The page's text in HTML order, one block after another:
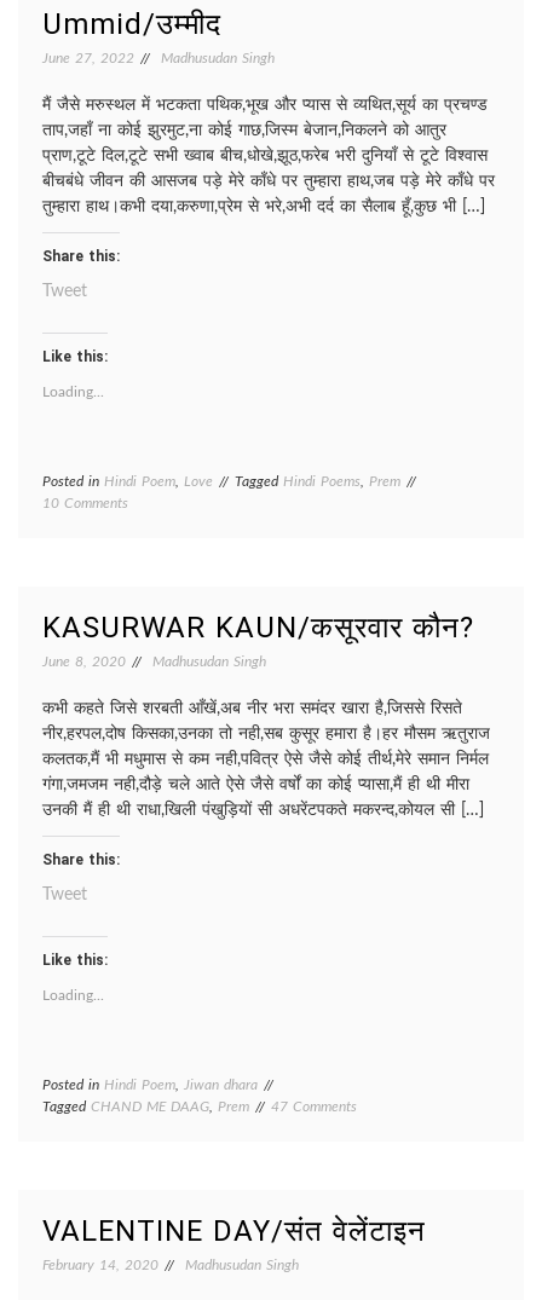
Ummid/उम्मीद
June 27, 2022 Madhusudan Singh
मैं जैसे मरुस्थल में भटकता पथिक,भूख और प्यास से व्यथित,सूर्य का प्रचण्ड
ताप,जहाँ ना कोई झुरमुट,ना कोई गाछ,जिस्म बेजान,निकलने को आतुर
प्राण,टूटे दिल,टूटे सभी ख्वाब बीच,धोखे,झूठ,फरेब भरी दुनियाँ से टूटे विश्वास
बीचबंधे जीवन की आसजब पड़े मेरे काँधे पर तुम्हारा हाथ,जब पड़े मेरे काँधे पर
तुम्हारा हाथ।कभी दया,करुणा,प्रेम से भरे,अभी दर्द का सैलाब हूँ,कुछ भी […]
Share this:
Tweet
Like this:
Loading...
Posted in Hindi Poem Love Tagged Hindi Poems
Prem
10 Comments
KASURWAR KAUN/कसूरवार कौन?
June 8, 2020 Madhusudan Singh
कभी कहते जिसे शरबती आँखें,अब नीर भरा समंदर खारा है,जिससे रिसते
नीर,हरपल,दोष किसका,उनका तो नही,सब कुसूर हमारा है।हर मौसम ऋतुराज
कलतक,मैं भी मधुमास से कम नही,पवित्र ऐसे जैसे कोई तीर्थ,मेरे समान निर्मल
गंगा,जमजम नही,दौड़े चले आते ऐसे जैसे वर्षों का कोई प्यासा,मैं ही थी मीरा
उनकी मैं ही थी राधा,खिली पंखुड़ियों सी अधरेंटपकते मकरन्द,कोयल सी […]
Share this:
Tweet
Like this:
Loading...
Posted in Hindi Poem
Jiwan dhara
Tagged CHAND ME DAAG Prem 47 Comments
VALENTINE DAY/संत वेलेंटाइन
February 14, 2020 Madhusudan Singh